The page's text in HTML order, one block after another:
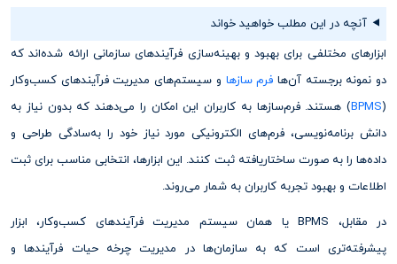
آنچه در این مطلب خواهید خواند
ابزارهای مختلفی برای بهبود و بهینه‌سازی فرآیندهای سازمانی ارائه شده‌اند که
دو نمونه برجسته آن‌ها فرم سازها و سیستم‌های مدیریت فرآیندهای کسب‌وکار
(
BPMS) هستند. فرم‌سازها به کاربران این امکان را می‌دهند که بدون نیاز به
دانش برنامه‌نویسی، فرم‌های الکترونیکی مورد نیاز خود را به‌سادگی طراحی و
داده‌ها را به صورت ساختاریافته ثبت کنند. این ابزارها، انتخابی مناسب برای ثبت
اطلاعات و بهبود تجربه کاربران به شمار می‌روند.
در مقابل، BPMS یا همان سیستم مدیریت فرآیندهای کسب‌وکار، ابزار
پیشرفته‌تری است که به سازمان‌ها در مدیریت چرخه حیات فرآیندها و